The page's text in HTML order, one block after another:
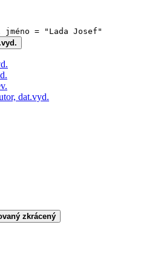
jméno = "Lada Josef"
dat.vyd.
zkrácený